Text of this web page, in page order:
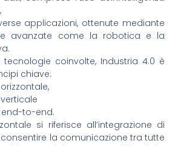
applicazioni, ottenute mediante
avanzate come la robotica e la
coinvolte, Industria 4.0 è
chiave:
to-end.
si riferisce all’integrazione di
la comunicazione tra tutte